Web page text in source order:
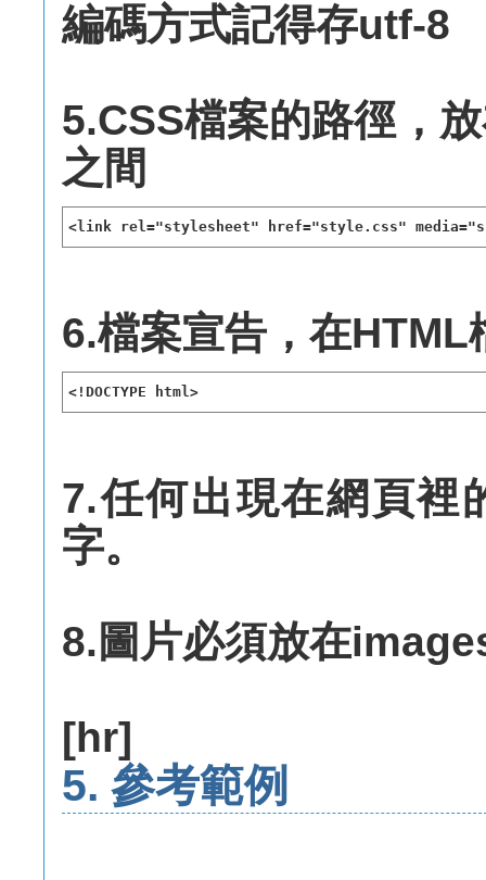
編碼方式記得存utf-8
5.CSS檔案的路徑
之間
<link rel="stylesheet" href="style.css"
6.檔案宣告，在HTML
<!DOCTYPE html>
7.任何出現在網頁裡
字。
8.圖片必須放在
[hr]
5. 參考範例